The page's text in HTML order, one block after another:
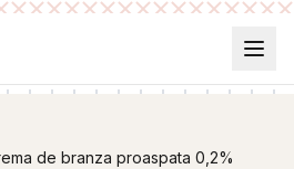
de branza proaspata 0,2%